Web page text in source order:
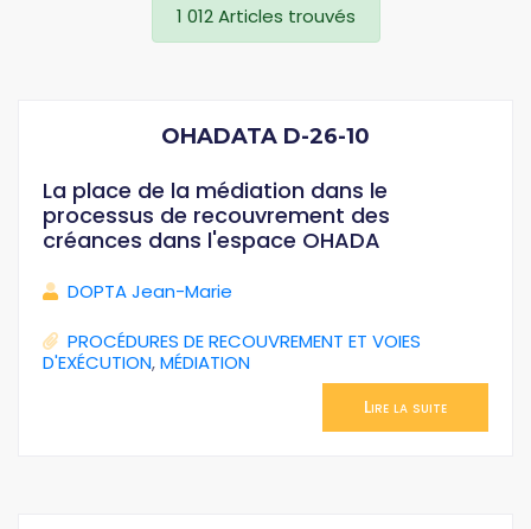
1 012 Articles trouvés
OHADATA D-26-10
La place de la médiation dans le
processus de recouvrement des
créances dans l'espace OHADA
DOPTA Jean-Marie
PROCÉDURES DE RECOUVREMENT ET VOIES
D'EXÉCUTION,MÉDIATION
Lire la suite